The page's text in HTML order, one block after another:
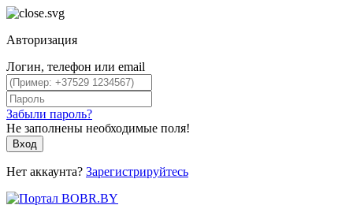
Авторизация
Логин, телефон или email
Забыли пароль?
Не заполнены необходимые поля!
Вход
Нет аккаунта? Зарегистрируйтесь